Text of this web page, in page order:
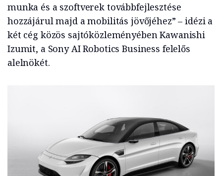
munka és a szoftverek továbbfejlesztése
hozzájárul majd a mobilitás jövőjéhez” – idézi a
két cég közös sajtóközleményében Kawanishi
Izumit, a Sony AI Robotics Business felelős
alelnökét.